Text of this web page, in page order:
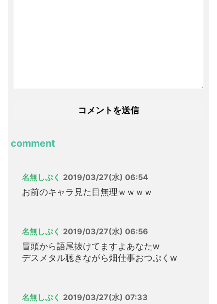
comment
名無しぷく 2019/03/27(水) 06:54
お前のキャラ見た目無理ｗｗｗｗ
名無しぷく 2019/03/27(水) 06:56
冒頭から語尾抜けてますよあなたw
デスメタル聴きながら畑仕事おつぷくw
名無しぷく 2019/03/27(水) 07:33